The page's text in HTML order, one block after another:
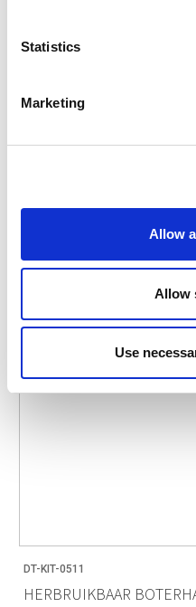
Statistics
Marketing
Allow
Allow
Use
€ 13,95
DT-KIT-0511
HERBRUIKBAAR